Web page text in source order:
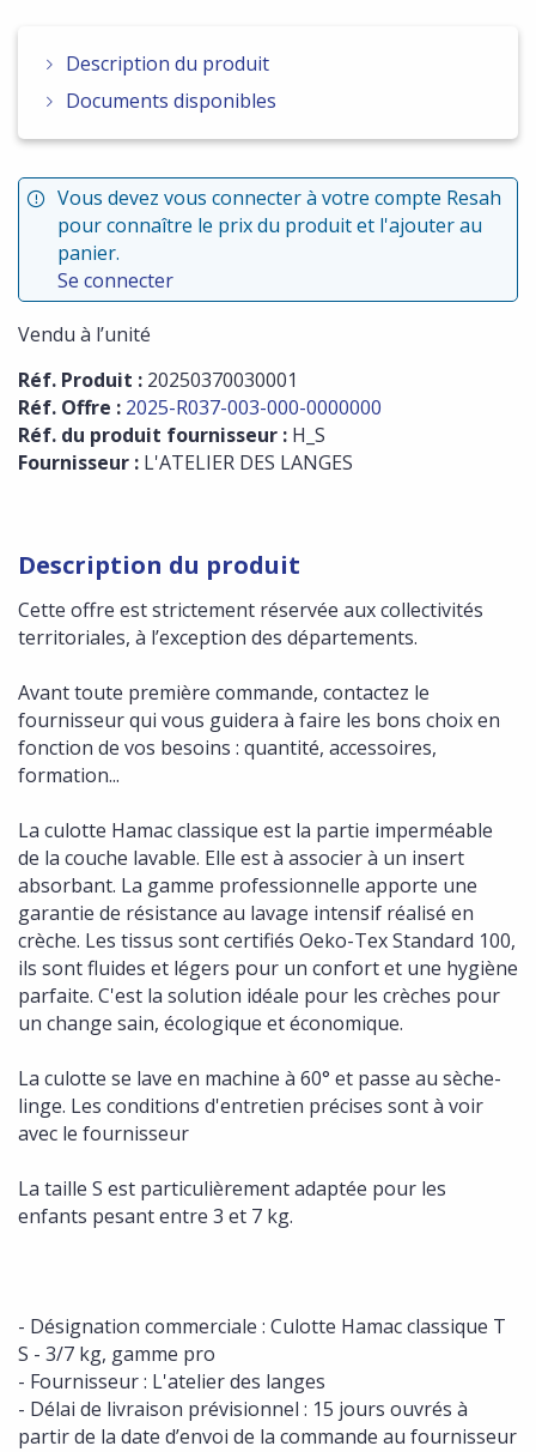
Description du produit
Documents disponibles
Vous devez vous connecter à votre compte Resah
pour connaître le prix du produit et l'ajouter au
panier.
Se connecter
Vendu à l’unité
Réf. Produit : 20250370030001
Réf. Offre : 2025-R037-003-000-0000000
Réf. du produit fournisseur : H_S
Fournisseur : L'ATELIER DES LANGES
Description du produit
Cette offre est strictement réservée aux collectivités
territoriales, à l’exception des départements.
Avant toute première commande, contactez le
fournisseur qui vous guidera à faire les bons choix en
fonction de vos besoins : quantité, accessoires,
formation...
La culotte Hamac classique est la partie imperméable
de la couche lavable. Elle est à associer à un insert
absorbant. La gamme professionnelle apporte une
garantie de résistance au lavage intensif réalisé en
crèche. Les tissus sont certifiés Oeko-Tex Standard 100,
ils sont fluides et légers pour un confort et une hygiène
parfaite. C'est la solution idéale pour les crèches pour
un change sain, écologique et économique.
La culotte se lave en machine à 60° et passe au sèche-
linge. Les conditions d'entretien précises sont à voir
avec le fournisseur
La taille S est particulièrement adaptée pour les
enfants pesant entre 3 et 7 kg.
- Désignation commerciale : Culotte Hamac classique T
S - 3/7 kg, gamme pro
- Fournisseur : L'atelier des langes
- Délai de livraison prévisionnel : 15 jours ouvrés à
partir de la date d’envoi de la commande au fournisseur